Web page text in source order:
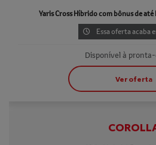
Yaris Cross Híbrido com bônus de até
Essa oferta acaba
Disponível à
Ver oferta